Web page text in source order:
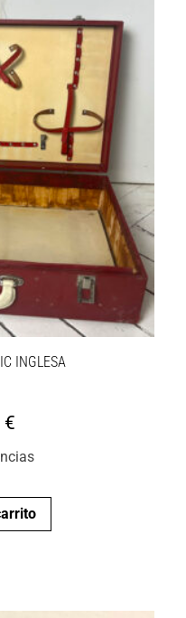
INGLESA
€